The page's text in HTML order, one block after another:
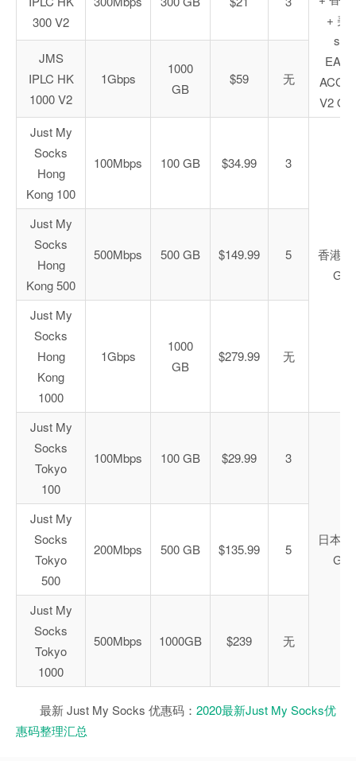
300 V2
+ 美
s53
V2
JMS
IPLC HK
1000 V2
1Gbps
1000
GB
$59 无
Just My
Socks
Hong
Kong 100
100Mbps 100 GB $34.99 3
香港
GIA
Just My
Socks
Hong
Kong 500
500Mbps 500 GB $149.99 5
Just My
Socks
Hong
Kong
1000
1Gbps
1000
GB
$279.99 无
Just My
Socks
Tokyo
100
100Mbps 100 GB $29.99 3
日本
GIA
Just My
Socks
Tokyo
500
200Mbps 500 GB $135.99 5
Just My
Socks
Tokyo
1000
500Mbps 1000GB $239 无
最新 Just My Socks 优惠码： 2020最新Just My Socks优
惠码整理汇总